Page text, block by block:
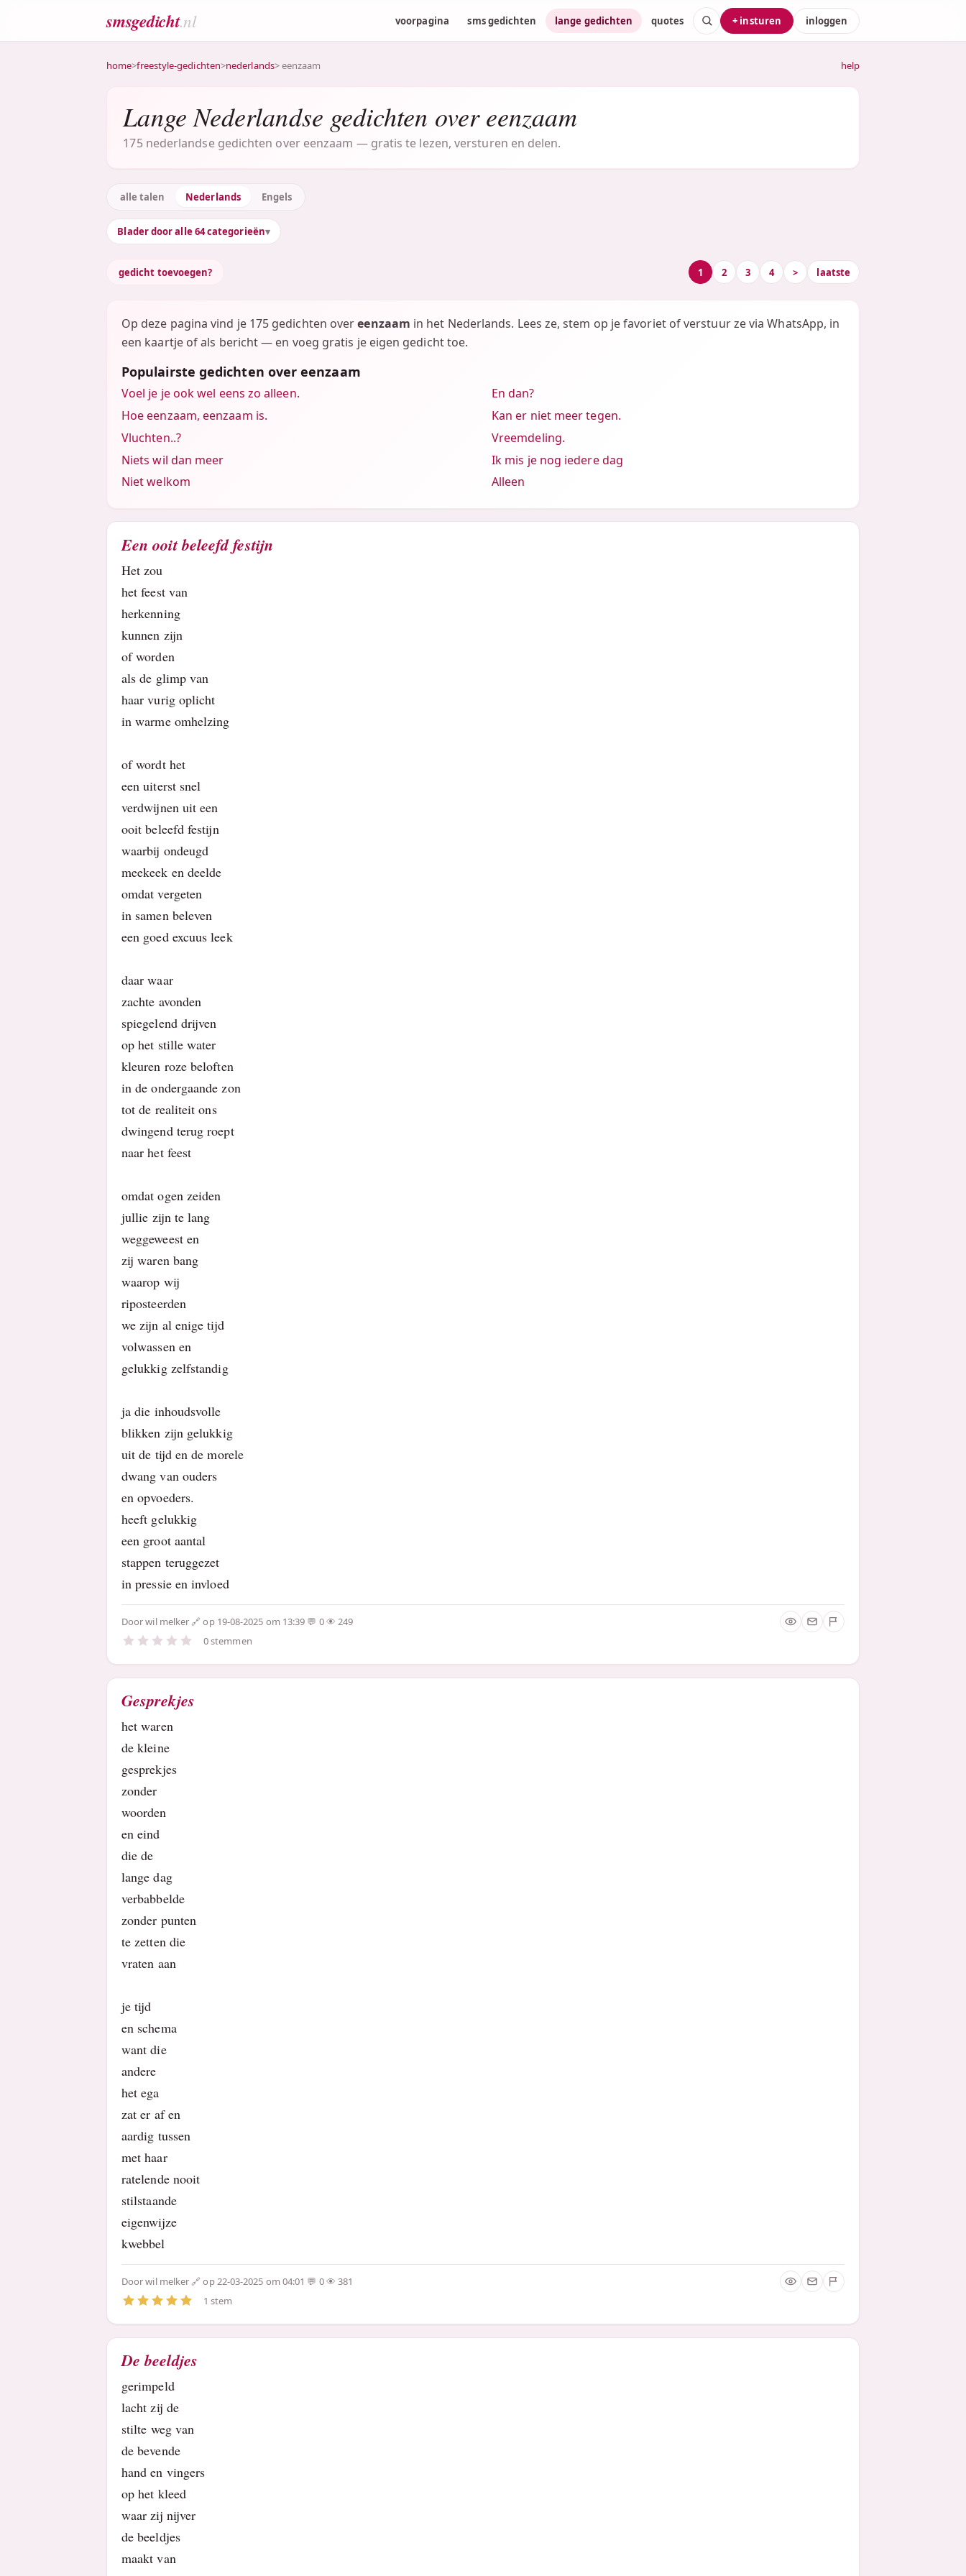
smsgedicht.nl voorpagina sms gedichten lange gedichten quotes + insturen inloggen
home>freestyle-gedichten>nederlands> eenzaam help
Lange Nederlandse gedichten over eenzaam
175 nederlandse gedichten over eenzaam — gratis te lezen, versturen en delen.
alle talen Nederlands Engels
Blader door alle 64 categorieën
gedicht toevoegen? 1 2 3 4 > laatste
Op deze pagina vind je 175 gedichten overeenzaam in het Nederlands. Lees ze, stem op je favoriet of verstuur ze via WhatsApp, in
een kaartje of als bericht — en voeg gratis je eigen gedicht toe.
Populairste gedichten over eenzaam
Voel je je ook wel eens zo alleen.
Hoe eenzaam, eenzaam is.
Vluchten..?
Niets wil dan meer
Niet welkom
En dan?
Kan er niet meer tegen.
Vreemdeling.
Ik mis je nog iedere dag
Alleen
Een ooit beleefd festijn
Het zou
het feest van
herkenning
kunnen zijn
of worden
als de glimp van
haar vurig oplicht
in warme omhelzing
of wordt het
een uiterst snel
verdwijnen uit een
ooit beleefd festijn
waarbij ondeugd
meekeek en deelde
omdat vergeten
in samen beleven
een goed excuus leek
daar waar
zachte avonden
spiegelend drijven
op het stille water
kleuren roze beloften
in de ondergaande zon
tot de realiteit ons
dwingend terug roept
naar het feest
omdat ogen zeiden
jullie zijn te lang
weggeweest en
zij waren bang
waarop wij
riposteerden
we zijn al enige tijd
volwassen en
gelukkig zelfstandig
ja die inhoudsvolle
blikken zijn gelukkig
uit de tijd en de morele
dwang van ouders
en opvoeders.
heeft gelukkig
een groot aantal
stappen teruggezet
in pressie en invloed
Doorwil melker op 19-08-2025 om 13:39 0
249
0 stemmen
Gesprekjes
het waren
de kleine
gesprekjes
zonder
woorden
en eind
die de
lange dag
verbabbelde
zonder punten
te zetten die
vraten aan
je tijd
en schema
want die
andere
het ega
zat er af en
aardig tussen
met haar
ratelende nooit
stilstaande
eigenwijze
kwebbel
Doorwil melker op 22-03-2025 om 04:01 0
381
1 stem
De beeldjes
gerimpeld
lacht zij de
stilte weg van
de bevende
hand en vingers
op het kleed
waar zij nijver
de beeldjes
maakt van